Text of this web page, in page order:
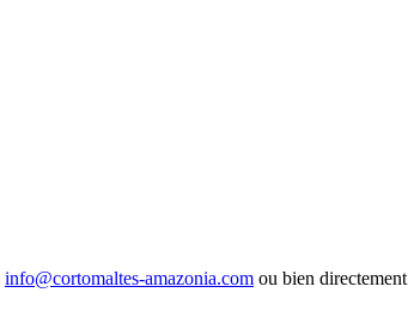
info@cortomaltes-amazonia.com ou bien directement